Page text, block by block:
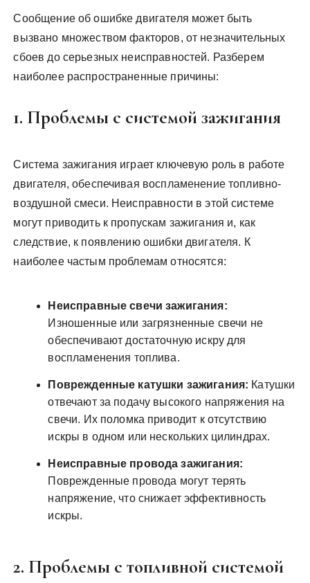
Сообщение об ошибке двигателя может быть
вызвано множеством факторов, от незначительных
сбоев до серьезных неисправностей. Разберем
наиболее распространенные причины:
1. Проблемы с системой зажигания
Система зажигания играет ключевую роль в работе
двигателя, обеспечивая воспламенение топливно-
воздушной смеси. Неисправности в этой системе
могут приводить к пропускам зажигания и, как
следствие, к появлению ошибки двигателя. К
наиболее частым проблемам относятся:
Неисправные свечи зажигания:
Изношенные или загрязненные свечи не
обеспечивают достаточную искру для
воспламенения топлива.
Поврежденные катушки зажигания: Катушки
отвечают за подачу высокого напряжения на
свечи. Их поломка приводит к отсутствию
искры в одном или нескольких цилиндрах.
Неисправные провода зажигания:
Поврежденные провода могут терять
напряжение, что снижает эффективность
искры.
2. Проблемы с топливной системой